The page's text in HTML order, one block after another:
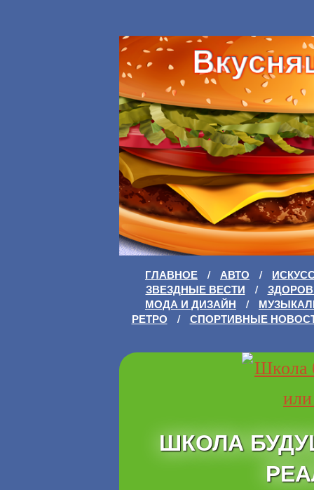
ГЛАВНОЕ / АВТО /
ЗВЕЗДНЫЕ ВЕСТИ
/
МОДА И ДИЗАЙН
/
РЕТРО
/ СПОРТИВНЫЕ
ШКОЛА